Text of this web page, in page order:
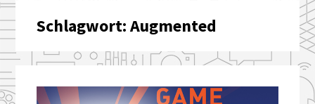
Schlagwort:Augmented